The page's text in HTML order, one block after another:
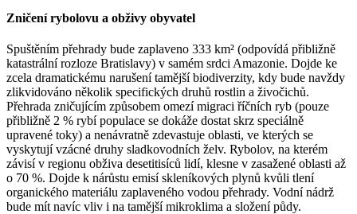
Zničení rybolovu a obživy obyvatel
Spuštěním přehrady bude zaplaveno 333 km² (odpovídá přibližně
katastrální rozloze Bratislavy) v samém srdci Amazonie. Dojde ke
zcela dramatickému narušení tamější biodiverzity, kdy bude navždy
zlikvidováno několik specifických druhů rostlin a živočichů.
Přehrada zničujícím způsobem omezí migraci říčních ryb (pouze
přibližně 2 % rybí populace se dokáže dostat skrz speciálně
upravené toky) a nenávratně zdevastuje oblasti, ve kterých se
vyskytují vzácné druhy sladkovodních želv. Rybolov, na kterém
závisí v regionu obživa desetitisíců lidí, klesne v zasažené oblasti až
o 70 %. Dojde k nárůstu emisí skleníkových plynů kvůli tlení
organického materiálu zaplaveného vodou přehrady. Vodní nádrž
bude mít navíc vliv i na tamější mikroklima a složení půdy.